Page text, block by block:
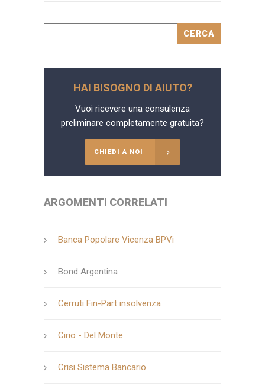
HAI BISOGNO DI AIUTO?
Vuoi ricevere una consulenza
preliminare completamente gratuita?
CHIEDI A NOI
ARGOMENTI CORRELATI
Banca Popolare Vicenza BPVi
Bond Argentina
Cerruti Fin-Part insolvenza
Cirio - Del Monte
Crisi Sistema Bancario